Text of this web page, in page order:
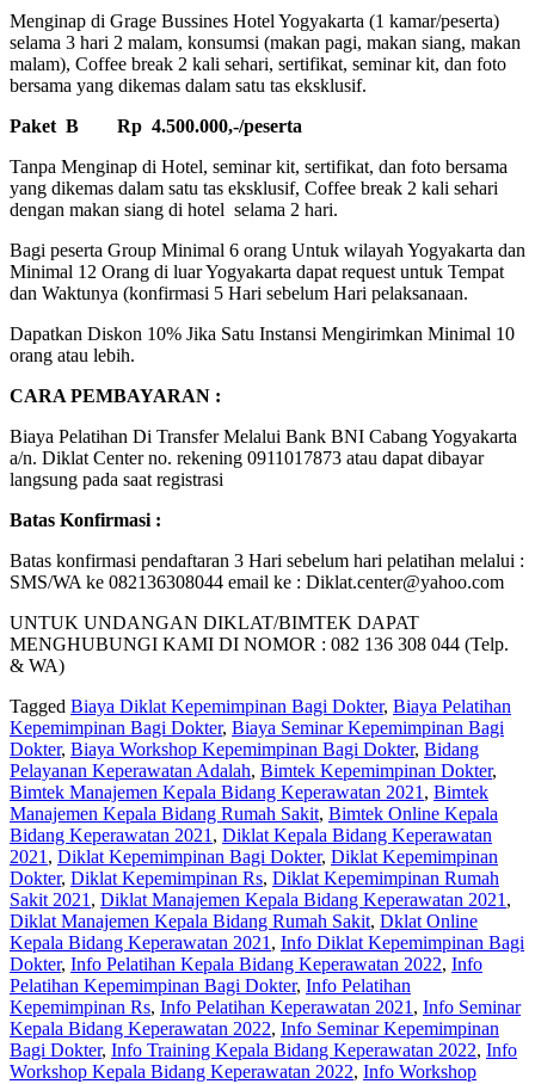
Menginap di Grage Bussines Hotel Yogyakarta (1 kamar/peserta)
selama 3 hari 2 malam, konsumsi (makan pagi, makan siang, makan
malam), Coffee break 2 kali sehari, sertifikat, seminar kit, dan foto
bersama yang dikemas dalam satu tas eksklusif.
Paket B Rp 4.500.000,-/peserta
Tanpa Menginap di Hotel, seminar kit, sertifikat, dan foto bersama
yang dikemas dalam satu tas eksklusif, Coffee break 2 kali sehari
dengan makan siang di hotel selama 2 hari.
Bagi peserta Group Minimal 6 orang Untuk wilayah Yogyakarta dan
Minimal 12 Orang di luar Yogyakarta dapat request untuk Tempat
dan Waktunya (konfirmasi 5 Hari sebelum Hari pelaksanaan.
Dapatkan Diskon 10% Jika Satu Instansi Mengirimkan Minimal 10
orang atau lebih.
CARA PEMBAYARAN :
Biaya Pelatihan Di Transfer Melalui Bank BNI Cabang Yogyakarta
a/n. Diklat Center no. rekening 0911017873 atau dapat dibayar
langsung pada saat registrasi
Batas Konfirmasi :
Batas konfirmasi pendaftaran 3 Hari sebelum hari pelatihan melalui :
SMS/WA ke 082136308044 email ke : Diklat.center@yahoo.com
UNTUK UNDANGAN DIKLAT/BIMTEK DAPAT
MENGHUBUNGI KAMI DI NOMOR : 082 136 308 044 (Telp.
& WA)
Tagged Biaya Diklat Kepemimpinan Bagi Dokter, Biaya Pelatihan
Kepemimpinan Bagi Dokter, Biaya Seminar Kepemimpinan Bagi
Dokter, Biaya Workshop Kepemimpinan Bagi Dokter, Bidang
Pelayanan Keperawatan Adalah, Bimtek Kepemimpinan Dokter,
Bimtek Manajemen Kepala Bidang Keperawatan 2021 , Bimtek
Manajemen Kepala Bidang Rumah Sakit, Bimtek Online Kepala
Bidang Keperawatan 2021 , Diklat Kepala Bidang Keperawatan
2021 , Diklat Kepemimpinan Bagi Dokter, Diklat Kepemimpinan
Dokter, Diklat Kepemimpinan Rs, Diklat Kepemimpinan Rumah
Sakit 2021 , Diklat Manajemen Kepala Bidang Keperawatan 2021 ,
Diklat Manajemen Kepala Bidang Rumah Sakit, Dklat Online
Kepala Bidang Keperawatan 2021 , Info Diklat Kepemimpinan Bagi
Dokter, Info Pelatihan Kepala Bidang Keperawatan 2022, Info
Pelatihan Kepemimpinan Bagi Dokter, Info Pelatihan
Kepemimpinan Rs, Info Pelatihan Keperawatan 2021 , Info Seminar
Kepala Bidang Keperawatan 2022, Info Seminar Kepemimpinan
Bagi Dokter, Info Training Kepala Bidang Keperawatan 2022, Info
Workshop Kepala Bidang Keperawatan 2022, Info Workshop